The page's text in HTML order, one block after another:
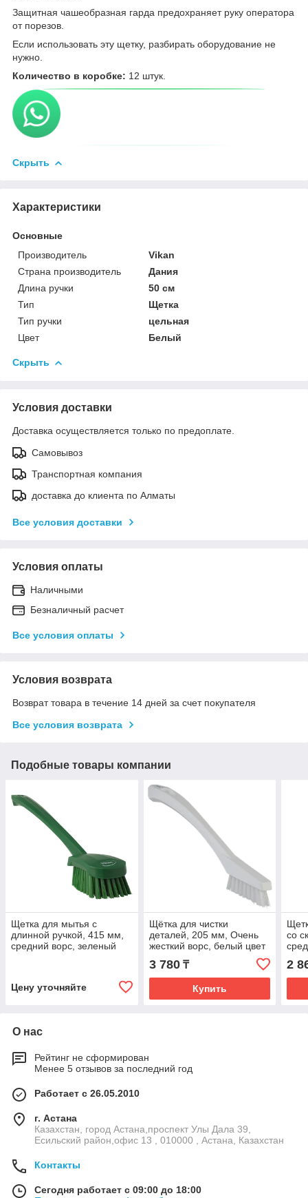
Защитная чашеобразная гарда предохраняет руку оператора
от порезов.
Если использовать эту щетку, разбирать оборудование не
нужно.
Количество в коробке: 12 штук.
Скрыть
Характеристики
Основные
Производитель
Vikan
Страна производитель
Дания
Длина ручки
50 см
Тип
Щетка
Тип ручки
цельная
Цвет
Белый
Скрыть
Условия доставки
Доставка осуществляется только по предоплате.
Самовывоз
Транспортная компания
доставка до клиента по Алматы
Все условия доставки
Условия оплаты
Наличными
Безналичный расчет
Все условия оплаты
Условия возврата
Возврат товара в течение 14 дней за счет покупателя
Все условия возврата
Подобные товары компании
Щетка для мытья с
длинной ручкой, 415 мм,
средний ворс, зеленый
Цену уточняйте
Щётка для чистки
деталей, 205 мм, Очень
жесткий ворс, белый цвет
3 780₸
Купить
со
2
О нас
Рейтинг не сформирован
Менее 5 отзывов за последний год
Работает с 26.05.2010
г. Астана
Казахстан, город Астана,проспект Улы Дала 39,
Есильский район,офис 13 , 010000 , Астана, Казахстан
Контакты
Сегодня работает с 09:00 до 18:00